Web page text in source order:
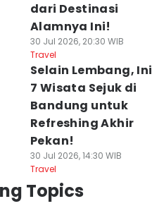
dari Destinasi
Alamnya Ini!
30 Jul 2026, 20:30 WIB
Travel
Selain Lembang, Ini
7 Wisata Sejuk di
Bandung untuk
Refreshing Akhir
Pekan!
30 Jul 2026, 14:30 WIB
Travel
Topics